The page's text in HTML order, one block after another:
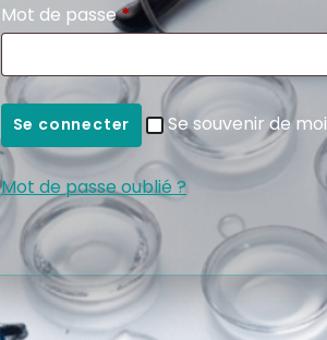
Mot de passe*
Se connecter Se souvenir de moi
Mot de passe oublié ?